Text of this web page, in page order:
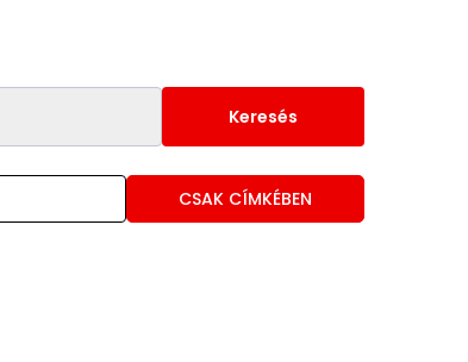
Keresés
CSAK CÍMKÉBEN